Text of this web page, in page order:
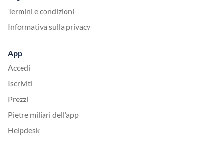
Termini e condizioni
Informativa sulla privacy
App
Accedi
Iscriviti
Prezzi
Pietre miliari dell'app
Helpdesk